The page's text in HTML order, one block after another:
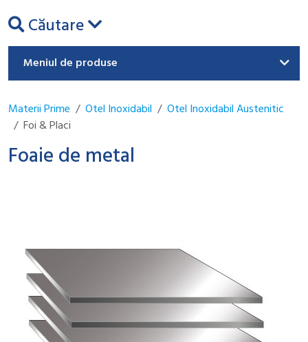
Căutare
Meniul de produse
Materii Prime Otel Inoxidabil
Otel Inoxidabil Austenitic
Foi & Placi
Foaie de metal